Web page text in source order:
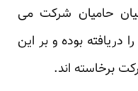
حامیان شرکت می
دریافته بوده و بر این
برخاسته اند.